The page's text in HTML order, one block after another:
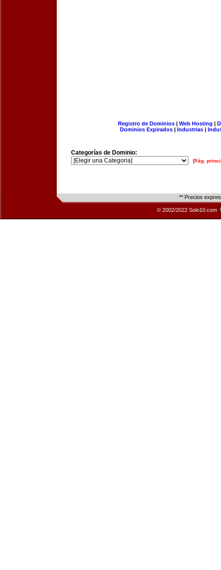
Registro de Dominios| Web Hosting |
Dominios Expirados | Industrias |
Categorías de Dominio:
[Pág.
** Precios
© 2002/2022 Solo10.com